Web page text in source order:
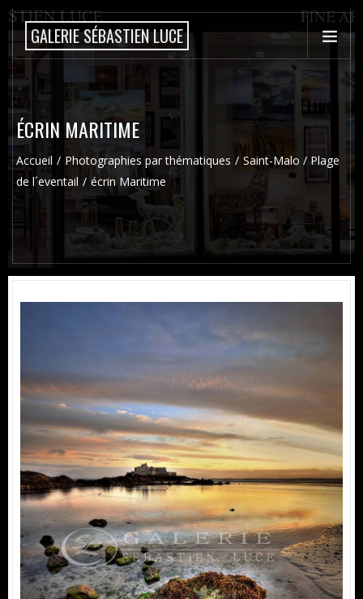
GALERIE SÉBASTIEN LUCE
ÉCRIN MARITIME
Accueil Photographies par thématiques
Saint-Malo / Plage
de l´eventail
écrin Maritime